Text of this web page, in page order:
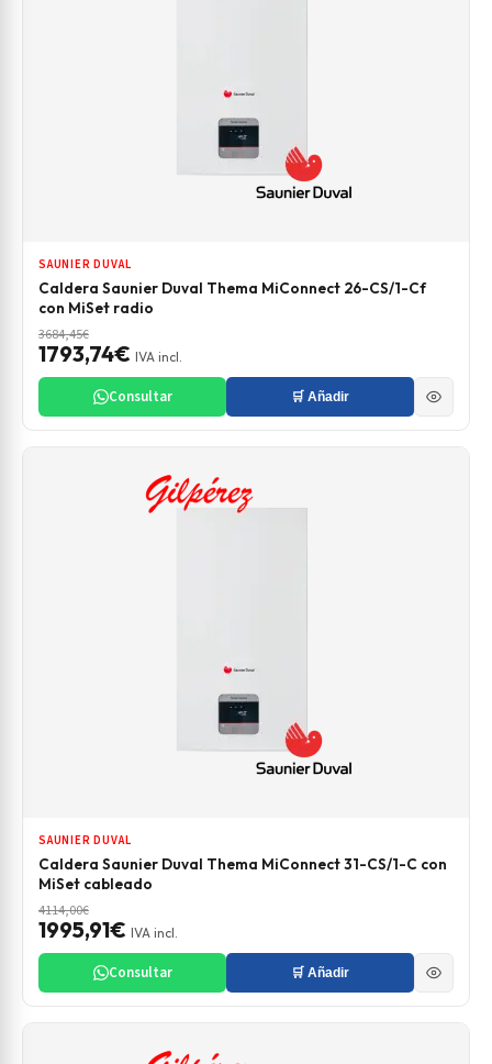
SAUNIER DUVAL
Caldera Saunier Duval Thema MiConnect 26-CS/1-Cf
con MiSet radio
3684,45€
1793,74€ IVA incl.
Consultar 🛒 Añadir
SAUNIER DUVAL
Caldera Saunier Duval Thema MiConnect 31-CS/1-C con
MiSet cableado
4114,00€
1995,91€ IVA incl.
Consultar 🛒 Añadir